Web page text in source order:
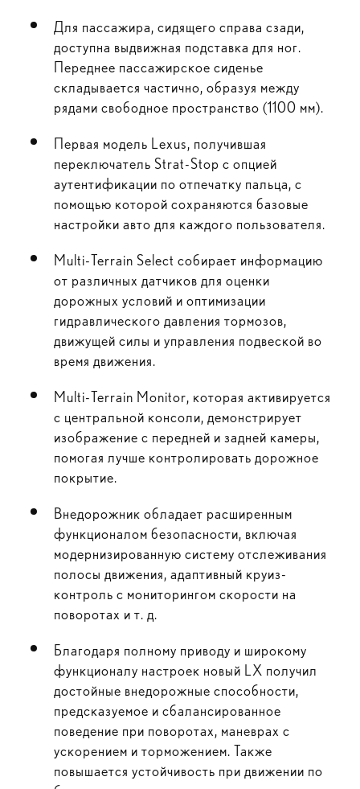
Для пассажира, сидящего справа сзади,
доступна выдвижная подставка для ног.
Переднее пассажирское сиденье
складывается частично, образуя между
рядами свободное пространство (1100 мм).
Первая модель Lexus, получившая
переключатель Strat-Stop с опцией
аутентификации по отпечатку пальца, с
помощью которой сохраняются базовые
настройки авто для каждого пользователя.
Multi-Terrain Select собирает информацию
от различных датчиков для оценки
дорожных условий и оптимизации
гидравлического давления тормозов,
движущей силы и управления подвеской во
время движения.
Multi-Terrain Monitor, которая активируется
с центральной консоли, демонстрирует
изображение с передней и задней камеры,
помогая лучше контролировать дорожное
покрытие.
Внедорожник обладает расширенным
функционалом безопасности, включая
модернизированную систему отслеживания
полосы движения, адаптивный круиз-
контроль с мониторингом скорости на
поворотах и т. д.
Благодаря полному приводу и широкому
функционалу настроек новый LX получил
достойные внедорожные способности,
предсказуемое и сбалансированное
поведение при поворотах, маневрах с
ускорением и торможением. Также
повышается устойчивость при движении по